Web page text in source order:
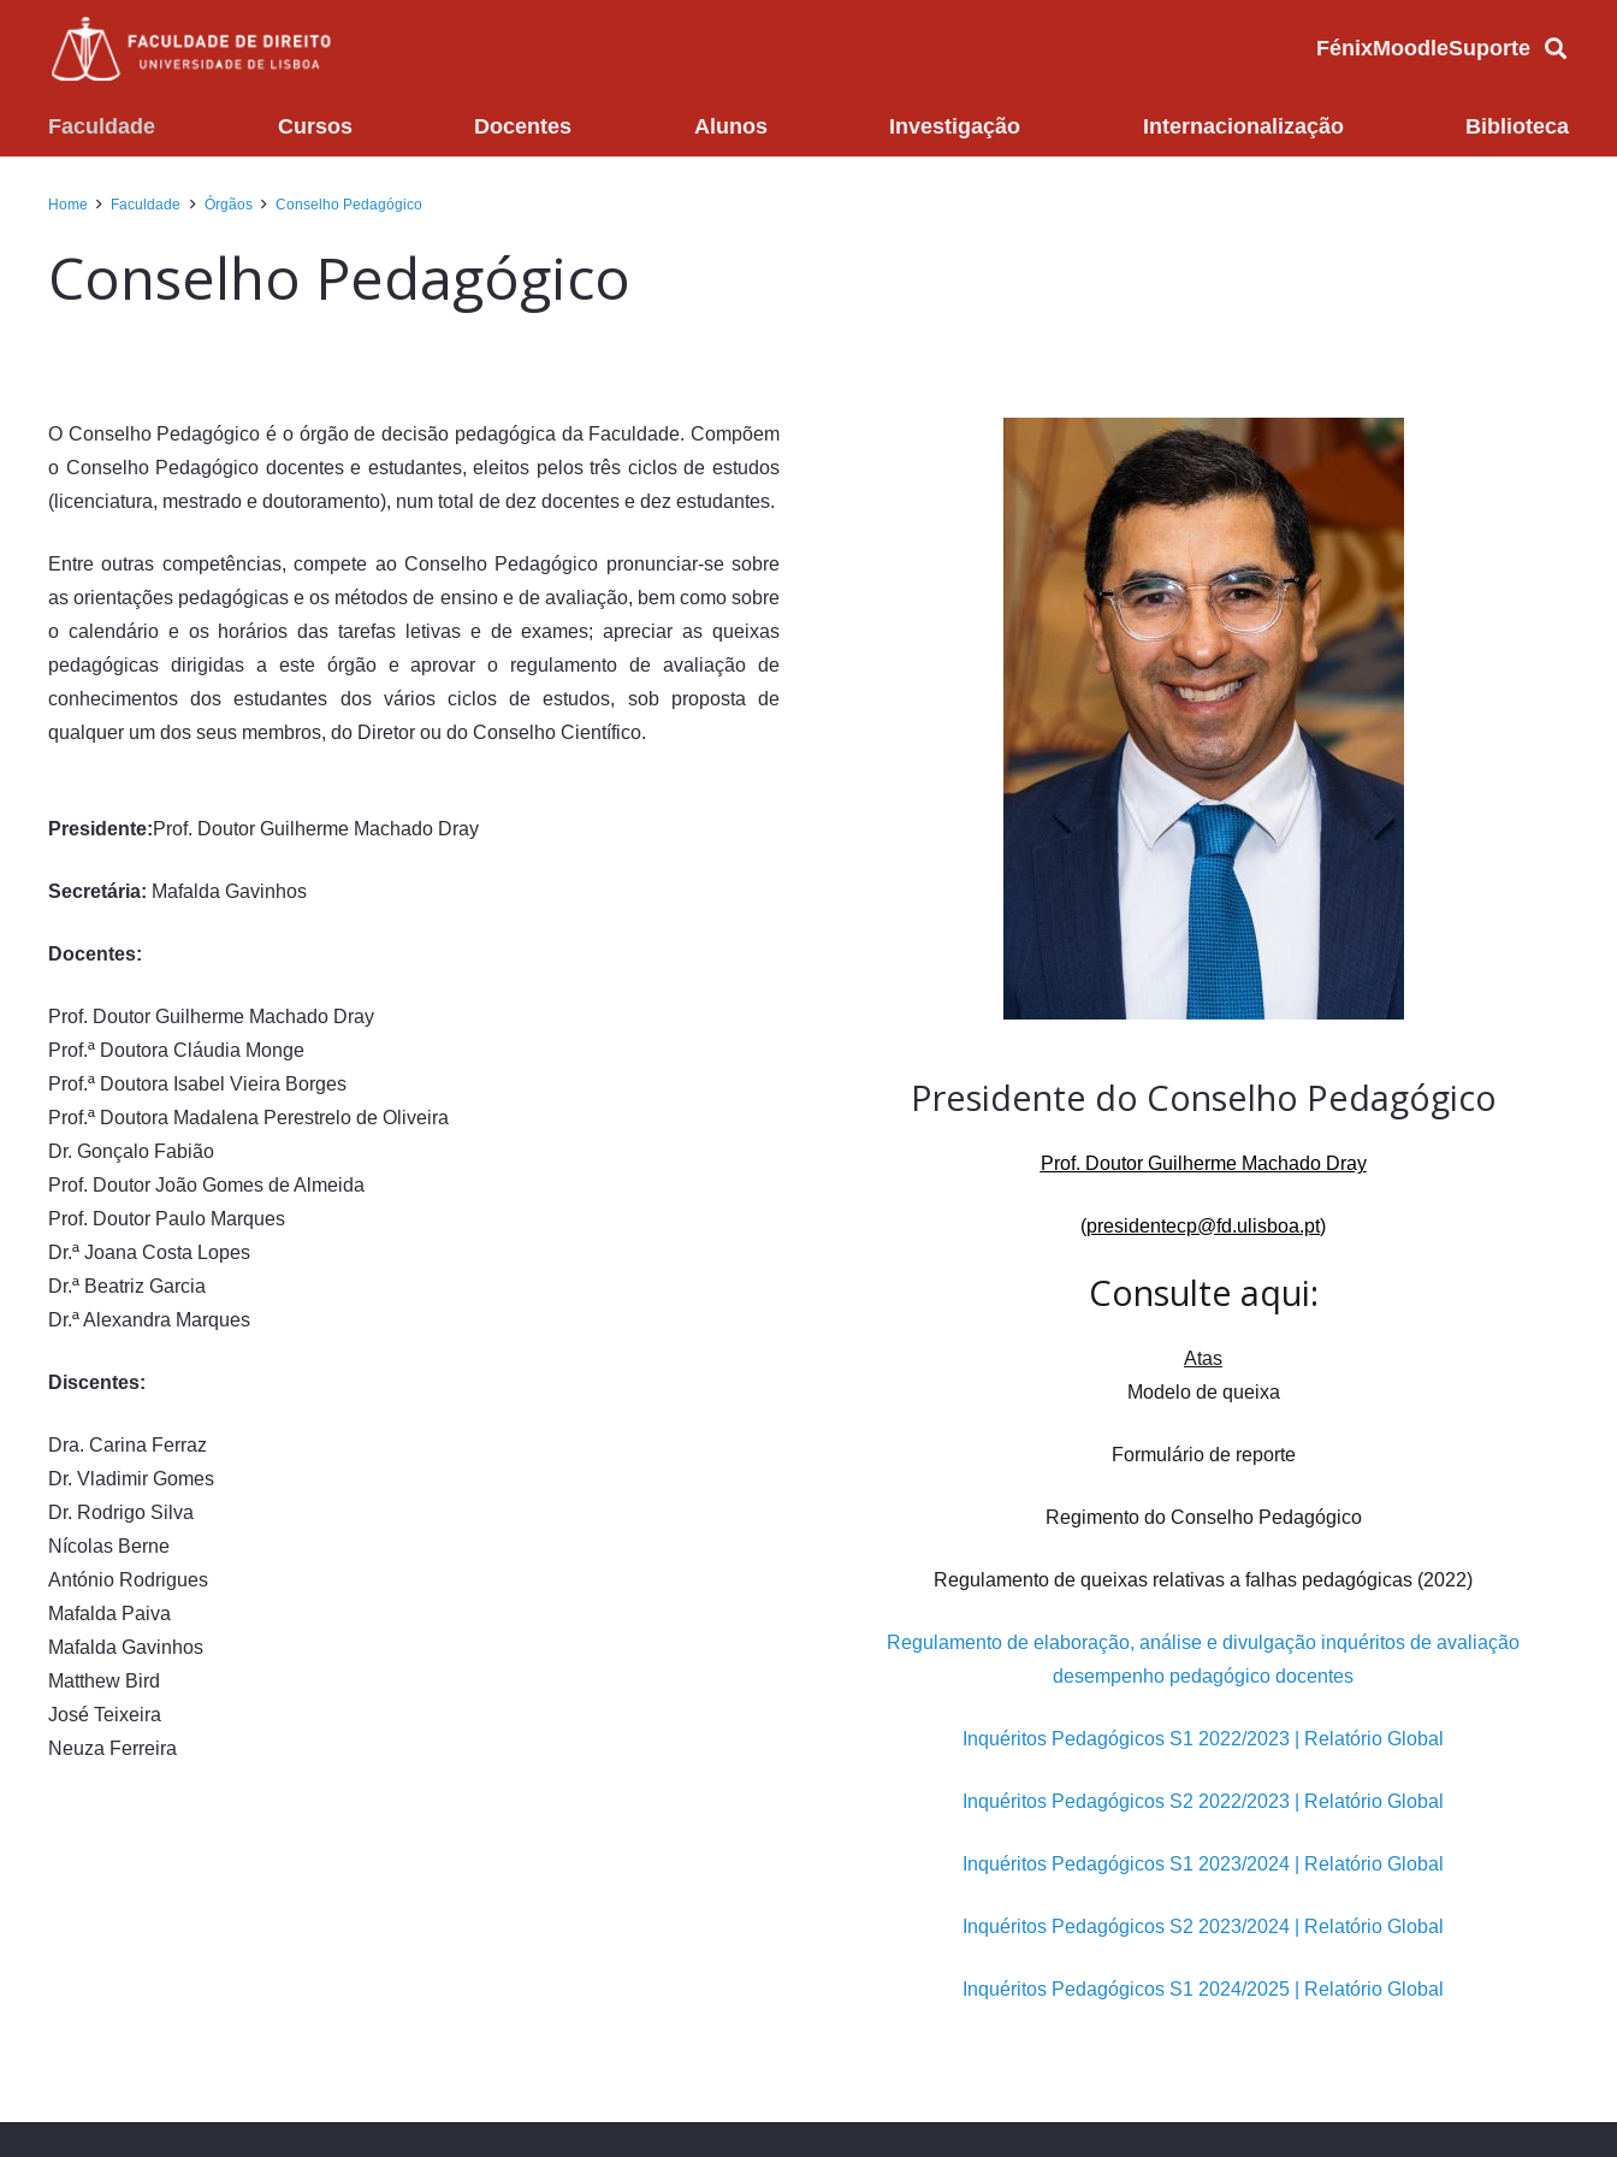
FénixMoodleSuporte
Faculdade Cursos Docentes Alunos Investigação Internacionalização Biblioteca
Home Faculdade Órgãos Conselho Pedagógico
Conselho Pedagógico
O Conselho Pedagógico é o órgão de decisão pedagógica da Faculdade. Compõem
o Conselho Pedagógico docentes e estudantes, eleitos pelos três ciclos de estudos
(licenciatura, mestrado e doutoramento), num total de dez docentes e dez estudantes.
Entre outras competências, compete ao Conselho Pedagógico pronunciar-se sobre
as orientações pedagógicas e os métodos de ensino e de avaliação, bem como sobre
o calendário e os horários das tarefas letivas e de exames; apreciar as queixas
pedagógicas dirigidas a este órgão e aprovar o regulamento de avaliação de
conhecimentos dos estudantes dos vários ciclos de estudos, sob proposta de
qualquer um dos seus membros, do Diretor ou do Conselho Científico.
Presidente:Prof. Doutor Guilherme Machado Dray
Secretária: Mafalda Gavinhos
Docentes:
Prof. Doutor Guilherme Machado Dray
Prof.ª Doutora Cláudia Monge
Prof.ª Doutora Isabel Vieira Borges
Prof.ª Doutora Madalena Perestrelo de Oliveira
Dr. Gonçalo Fabião
Prof. Doutor João Gomes de Almeida
Prof. Doutor Paulo Marques
Dr.ª Joana Costa Lopes
Dr.ª Beatriz Garcia
Dr.ª Alexandra Marques
Discentes:
Dra. Carina Ferraz
Dr. Vladimir Gomes
Dr. Rodrigo Silva
Nícolas Berne
António Rodrigues
Mafalda Paiva
Mafalda Gavinhos
Matthew Bird
José Teixeira
Neuza Ferreira
Presidente do Conselho Pedagógico
Prof. Doutor Guilherme Machado Dray
(presidentecp@fd.ulisboa.pt)
Consulte aqui:
Atas
Modelo de queixa
Formulário de reporte
Regimento do Conselho Pedagógico
Regulamento de queixas relativas a falhas pedagógicas (2022)
Regulamento de elaboração, análise e divulgação inquéritos de avaliação
desempenho pedagógico docentes
Inquéritos Pedagógicos S1 2022/2023 | Relatório Global
Inquéritos Pedagógicos S2 2022/2023 | Relatório Global
Inquéritos Pedagógicos S1 2023/2024 | Relatório Global
Inquéritos Pedagógicos S2 2023/2024 | Relatório Global
Inquéritos Pedagógicos S1 2024/2025 | Relatório Global